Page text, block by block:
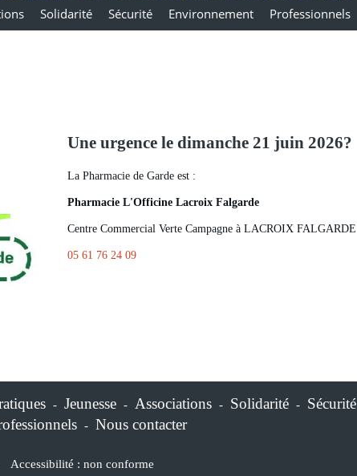
Solidarité Sécurité Environnement Professionnels
Une urgence le dimanche 21 juin 2026?
La Pharmacie de Garde est :
Pharmacie L'Officine Lacroix Falgarde
Centre Commercial Verte Campagne à LACROIX FALGARDE
05 61 76 24 09
- Jeunesse - Associations - Solidarité - Sécurité
- Nous contacter
Accessibilité : non conforme